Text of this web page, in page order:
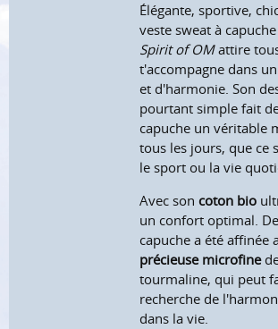
Élégante, sportive,
veste sweat à capuche
Spirit of OMattire
t'accompagne dans
et d'harmonie. Son
pourtant simple fait
capuche un véritable
tous les jours, que ce
le sport ou la vie
Avec soncoton bio
un confort optimal.
capuche a été affinée
précieuse microfine
tourmaline, qui peut
recherche de
dans la vie.